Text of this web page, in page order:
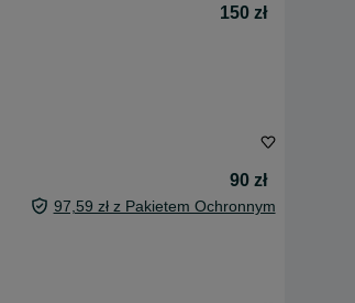
150 zł
90 zł
97,59 zł z Pakietem Ochronnym